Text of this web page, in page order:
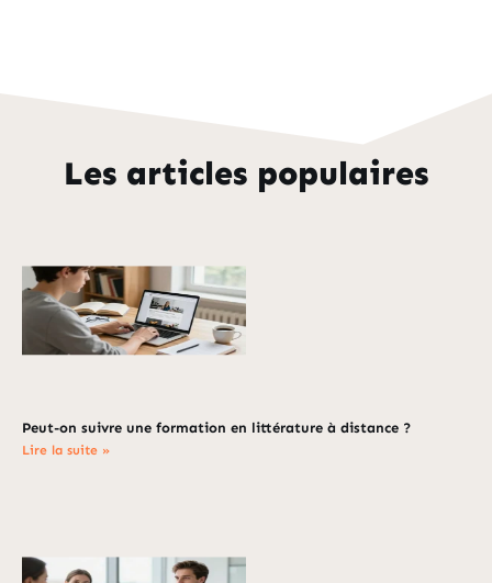
Les articles populaires
Peut-on suivre une formation en littérature à distance ?
Lire la suite »